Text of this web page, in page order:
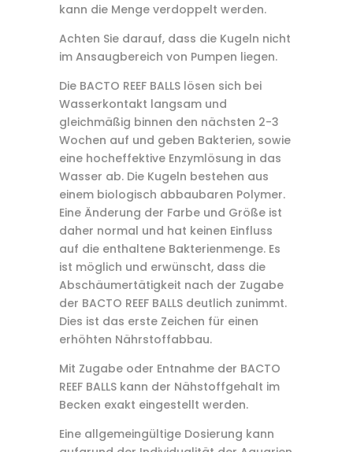
kann die Menge verdoppelt werden.
Achten Sie darauf, dass die Kugeln nicht
im Ansaugbereich von Pumpen liegen.
Die BACTO REEF BALLS lösen sich bei
Wasserkontakt langsam und
gleichmäßig binnen den nächsten 2-3
Wochen auf und geben Bakterien, sowie
eine hocheffektive Enzymlösung in das
Wasser ab. Die Kugeln bestehen aus
einem biologisch abbaubaren Polymer.
Eine Änderung der Farbe und Größe ist
daher normal und hat keinen Einfluss
auf die enthaltene Bakterienmenge. Es
ist möglich und erwünscht, dass die
Abschäumertätigkeit nach der Zugabe
der BACTO REEF BALLS deutlich zunimmt.
Dies ist das erste Zeichen für einen
erhöhten Nährstoffabbau.
Mit Zugabe oder Entnahme der BACTO
REEF BALLS kann der Nähstoffgehalt im
Becken exakt eingestellt werden.
Eine allgemeingültige Dosierung kann